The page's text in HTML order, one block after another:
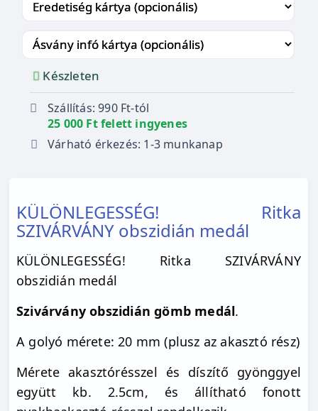
Készleten
Szállítás: 990 Ft-tól
25 000 Ft felett ingyenes
Várható érkezés: 1-3 munkanap
KÜLÖNLEGESSÉG! Ritka
SZIVÁRVÁNY obszidián medál
KÜLÖNLEGESSÉG! Ritka SZIVÁRVÁNY
obszidián medál
Szivárvány obszidián gömb medál.
A golyó mérete: 20 mm (plusz az akasztó rész)
Mérete akasztórésszel és díszítő gyönggyel
együtt kb. 2.5cm, és állítható fonott